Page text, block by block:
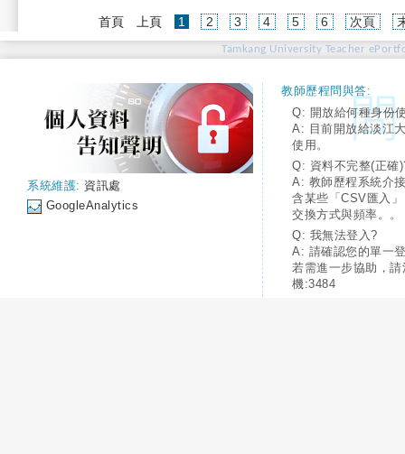
首頁 上頁 1 (current)
2 3 4 5 6 次頁
Tamkang University Teacher
系統維護: 資訊處
GoogleAnalytics
教師歷程問與答:
Q: 開放給何種身份
A: 目前開放給淡江
使用。
Q: 資料不完整(正確
A: 教師歷程系統介
含某些「CSV匯入
交換方式與頻率。。
Q: 我無法登入?
A: 請確認您的單一
若需進一步協助，
機:3484